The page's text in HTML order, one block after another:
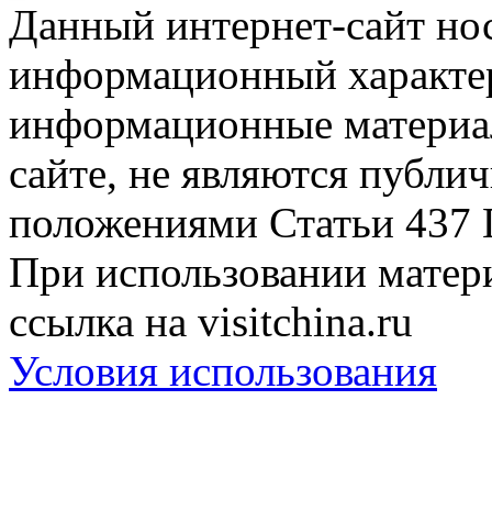
Данный интернет-сайт
информационный
информационные
сайте, не являются
положениями Статьи 437
При использовании
ссылка на visitchina.ru
Условия использования